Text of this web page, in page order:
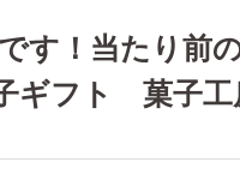
す！当たり前
ギフト 菓子工